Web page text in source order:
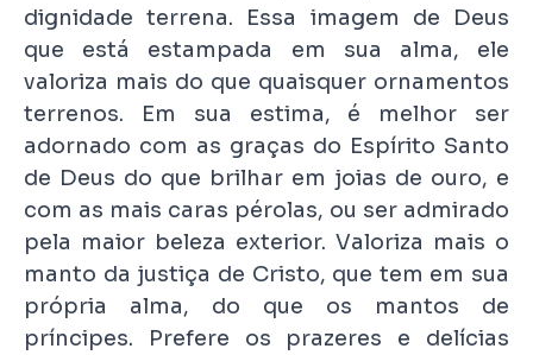
dignidade terrena. Essa imagem de Deus
que está estampada em sua alma, ele
valoriza mais do que quaisquer ornamentos
terrenos. Em sua estima, é melhor ser
adornado com as graças do Espírito Santo
de Deus do que brilhar em joias de ouro, e
com as mais caras pérolas, ou ser admirado
pela maior beleza exterior. Valoriza mais o
manto da justiça de Cristo, que tem em sua
própria alma, do que os mantos de
príncipes. Prefere os prazeres e delícias